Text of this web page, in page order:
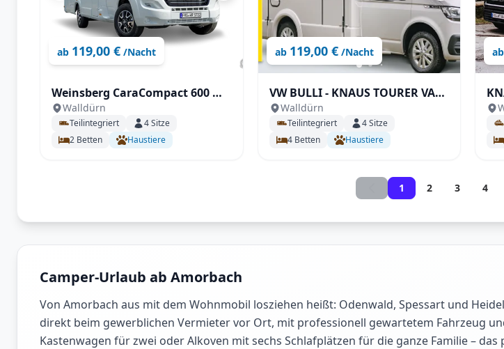
ab 119,00 € /Nacht
Weinsberg CaraCompact 600 MF
EDITION [PEPPER]
Walldürn
Teilintegriert 4Sitze
2 Betten Haustiere
ab 119,00 € /Nacht
VW BULLI - KNAUS TOURER VAN
500 MQ
Walldürn
Teilintegriert 4 Sitze
4 Betten Haustiere
ab
1 2 3 4
Camper-Urlaub ab Amorbach
Von Amorbach aus mit dem Wohnmobil losziehen heißt: Odenwald, Spessart und
direkt beim gewerblichen Vermieter vor Ort, mit professionell gewartetem Fahrzeug
Kastenwagen für zwei oder Alkoven mit sechs Schlafplätzen für die ganze Familie –